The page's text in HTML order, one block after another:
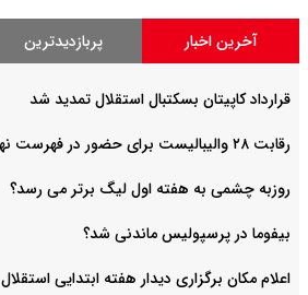
آخرین اخبار پربازدیدترین
قرارداد کاپیتان بسکتبال استقلال تمدید شد
رقابت ۲۸ والیبالیست برای حضور در فهرست نهایی
روزبه چشمی به هفته اول لیگ برتر می رسد؟
بیفوما در پرسپولیس ماندنی شد؟
اعلام مکان برگزاری دیدار هفته ابتدایی استقلال